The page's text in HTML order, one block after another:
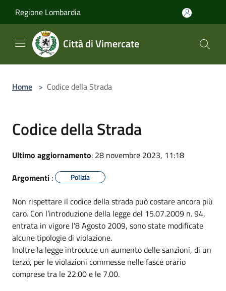
Regione Lombardia
Città di Vimercate
Home > Codice della Strada
Codice della Strada
Ultimo aggiornamento: 28 novembre 2023, 11:18
Argomenti : Polizia
Non rispettare il codice della strada può costare ancora più
caro. Con l’introduzione della legge del 15.07.2009 n. 94,
entrata in vigore l’8 Agosto 2009, sono state modificate
alcune tipologie di violazione.
Inoltre la legge introduce un aumento delle sanzioni, di un
terzo, per le violazioni commesse nelle fasce orario
comprese tra le 22.00 e le 7.00.